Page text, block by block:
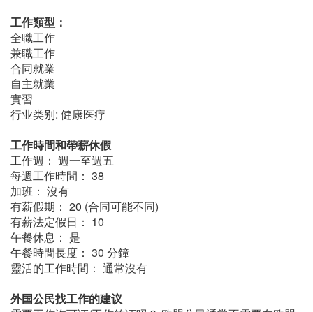
工作類型：
全職工作
兼職工作
合同就業
自主就業
實習
行业类别: 健康医疗
工作時間和帶薪休假
工作週： 週一至週五
每週工作時間： 38
加班： 沒有
有薪假期： 20 (合同可能不同)
有薪法定假日： 10
午餐休息： 是
午餐時間長度： 30 分鐘
靈活的工作時間： 通常沒有
外国公民找工作的建议